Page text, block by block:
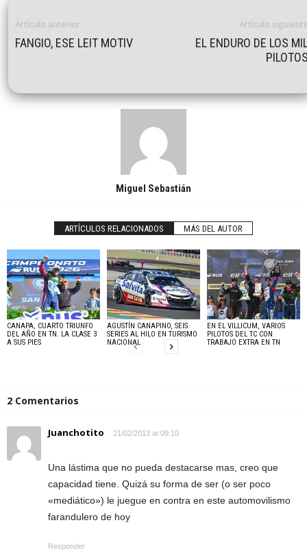
Artículo anterior
FANGIO, ESE LEIT MOTIV
Artículo
EL ENDURO DE LOS
Miguel Sebastián
ARTÍCULOS RELACIONADOS MÁS DEL AUTOR
CANAPA, CUARTO TRIUNFO
DEL AÑO EN TN. LA CLASE 3
A SUS PIES
AGUSTÍN CANAPINO, SEIS
SERIES AL HILO EN TURISMO
NACIONAL
EN EL VILLICUM, VARIOS
PILOTOS DEL TC CON
TRABAJO EXTRA EN TN
2 Comentarios
Juanchotito 21/02/2013 at 09:10
Una lástima que no pueda destacarse mas, creo que
capacidad tiene. Quizá su forma de ser (o ser poco
«mediático») le juegue en contra en este automovilismo
farandulero de hoy
Responder